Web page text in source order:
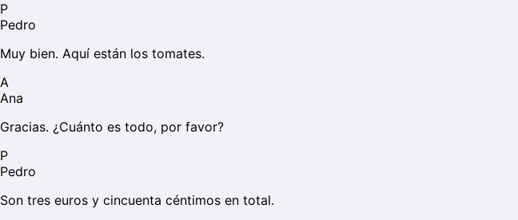
P
Pedro
Muy bien. Aquí están los tomates.
A
Ana
Gracias. ¿Cuánto es todo, por favor?
P
Pedro
Son tres euros y cincuenta céntimos en total.